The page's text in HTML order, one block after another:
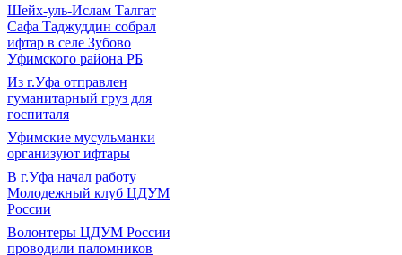
Шейх-уль-Ислам Талгат
Сафа Таджуддин собрал
ифтар в селе Зубово
Уфимского района РБ
Из г.Уфа отправлен
гуманитарный груз для
госпиталя
Уфимские мусульманки
организуют ифтары
В г.Уфа начал работу
Молодежный клуб ЦДУМ
России
Волонтеры ЦДУМ России
проводили паломников